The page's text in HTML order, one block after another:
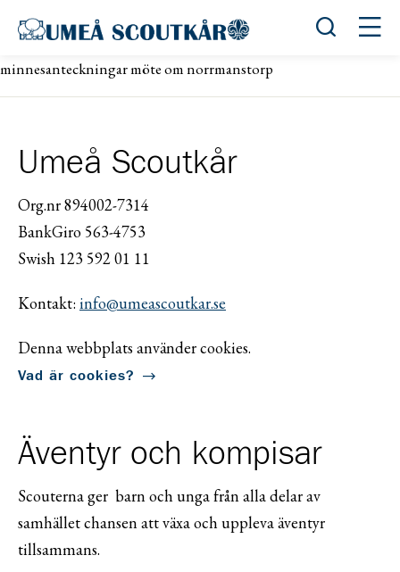
Öppna
minnesanteckningar möte om norrmanstorp
Umeå Scoutkår
Org.nr 894002-7314
BankGiro 563-4753
Swish 123 592 01 11
Kontakt: info@umeascoutkar.se
Denna webbplats använder cookies.
Vad är cookies?
Äventyr och kompisar
Scouterna ger barn och unga från alla delar av
samhället chansen att växa och uppleva äventyr
tillsammans.